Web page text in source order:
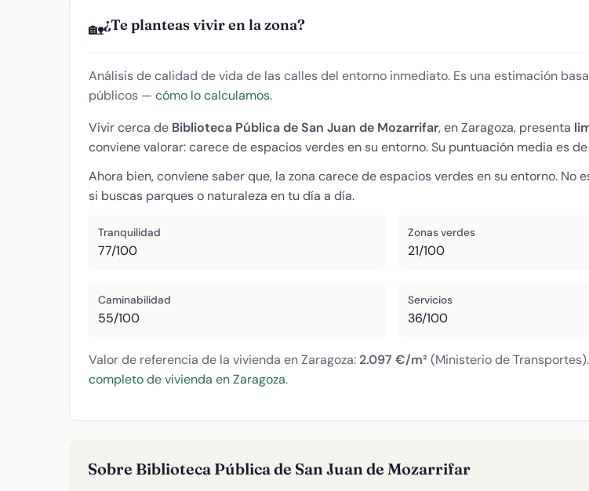
🏡¿Te planteas vivir en la zona?
Análisis de calidad de vida de las calles del entorno inmediato. Es una estimación
públicos — cómo lo calculamos.
Vivir cerca de Biblioteca Pública de San Juan de Mozarrifar, en Zaragoza, presenta
conviene valorar: carece de espacios verdes en su entorno. Su puntuación media es de
Ahora bien, conviene saber que, la zona carece de espacios verdes en su entorno. No
si buscas parques o naturaleza en tu día a día.
Tranquilidad
77/100
Zonas verdes
21/100
Caminabilidad
55/100
Servicios
36/100
Valor de referencia de la vivienda en Zaragoza: 2.097 €/m² (Ministerio de Transportes).
completo de vivienda en Zaragoza.
Sobre Biblioteca Pública de San Juan de Mozarrifar